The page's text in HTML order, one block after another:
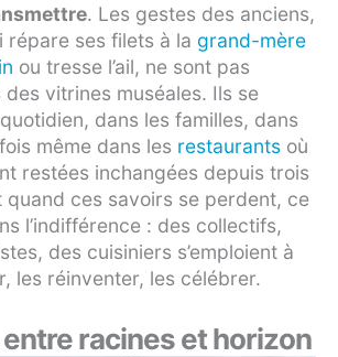
. Les gestes des anciens,
répare ses filets à la grand-mère
ou tresse l’ail, ne sont pas
vitrines muséales. Ils se
dans les familles, dans
même dans les restaurants où
restées inchangées depuis trois
quand ces savoirs se perdent, ce
l’indifférence : des collectifs,
des cuisiniers s’emploient à
les réinventer, les célébrer.
racines et horizon